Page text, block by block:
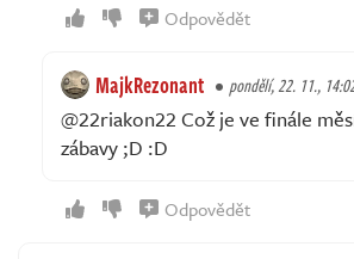
Odpovědět
MajkRezonant pondělí, 22. 11.,
@22riakon22 Což je ve finále
zábavy ;D :D
Odpovědět